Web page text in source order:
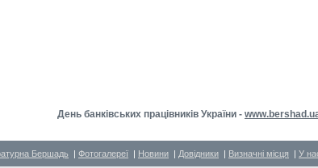
День банківських працівників України -
Бершадь | Фотогалереї | Новини | Довідники | Визначні місця | У